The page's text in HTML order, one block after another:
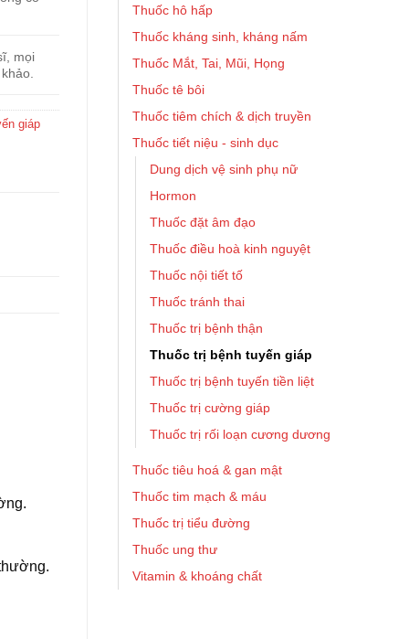
Thuốc hô hấp
Thuốc kháng sinh, kháng nấm
Thuốc Mắt, Tai, Mũi, Họng
Thuốc tê bôi
Thuốc tiêm chích & dịch truyền
Thuốc tiết niệu - sinh dục
Dung dịch vệ sinh phụ nữ
Hormon
Thuốc đặt âm đạo
Thuốc điều hoà kinh nguyệt
Thuốc nội tiết tố
Thuốc tránh thai
Thuốc trị bệnh thận
Thuốc trị bệnh tuyến giáp
Thuốc trị bệnh tuyến tiền liệt
Thuốc trị cường giáp
Thuốc trị rối loạn cương dương
Thuốc tiêu hoá & gan mật
Thuốc tim mạch & máu
Thuốc trị tiểu đường
Thuốc ung thư
Vitamin & khoáng chất
mọi
giáp